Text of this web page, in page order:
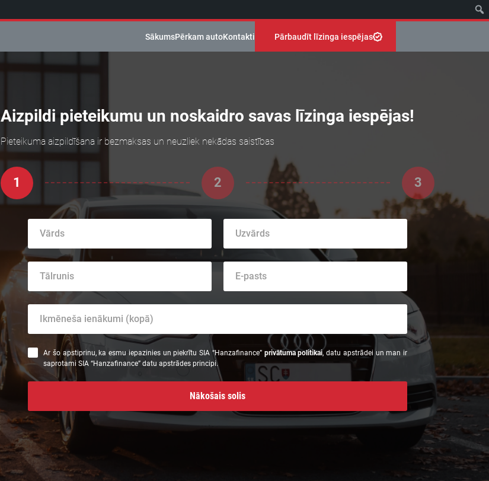
SākumsPērkam autoKontakti Pārbaudīt līzinga iespējas
Aizpildi pieteikumu un noskaidro savas līzinga iespējas!
Pieteikuma aizpildīšana ir bezmaksas un neuzliek nekādas saistības
1 2 3
Ar šo apstiprinu, ka esmu iepazinies un piekrītu SIA “Hanzafinance” privātuma politikai, datu apstrādei un man ir
saprotami SIA “Hanzafinance” datu apstrādes principi.
Nākošais solis